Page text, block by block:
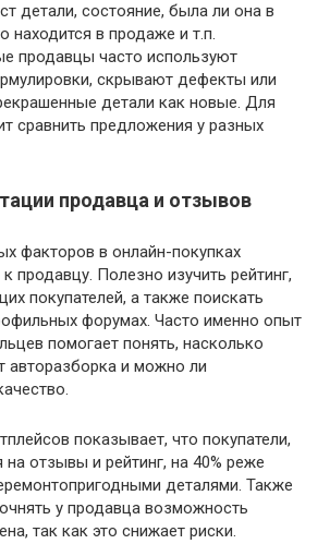
детали, состояние, была ли она в
находится в продаже и т.п.
продавцы часто используют
скрывают дефекты или
детали как новые. Для
сравнить предложения у разных
продавца и отзывов
факторов в онлайн-покупках
продавцу. Полезно изучить рейтинг,
покупателей, а также поискать
форумах. Часто именно опыт
помогает понять, насколько
авторазборка и можно ли
показывает, что покупатели,
отзывы и рейтинг, на 40% реже
деталями. Также
у продавца возможность
так как это снижает риски.